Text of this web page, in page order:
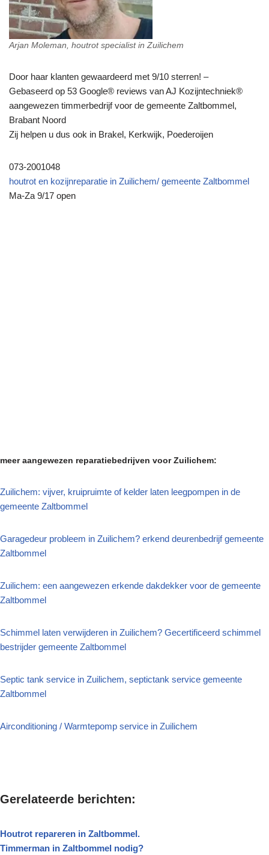
Arjan Moleman, houtrot specialist in Zuilichem
Door haar klanten gewaardeerd met 9/10 sterren! –
Gebaseerd op 53 Google® reviews van AJ Kozijntechniek®
aangewezen timmerbedrijf voor de gemeente Zaltbommel,
Brabant Noord
Zij helpen u dus ook in Brakel, Kerkwijk, Poederoijen
073-2001048
houtrot en kozijnreparatie in Zuilichem/ gemeente Zaltbommel
Ma-Za 9/17 open
meer aangewezen reparatiebedrijven voor Zuilichem:
Zuilichem: vijver, kruipruimte of kelder laten leegpompen in de
gemeente Zaltbommel
Garagedeur probleem in Zuilichem? erkend deurenbedrijf gemeente
Zaltbommel
Zuilichem: een aangewezen erkende dakdekker voor de gemeente
Zaltbommel
Schimmel laten verwijderen in Zuilichem? Gecertificeerd schimmel
bestrijder gemeente Zaltbommel
Septic tank service in Zuilichem, septictank service gemeente
Zaltbommel
Airconditioning / Warmtepomp service in Zuilichem
Gerelateerde berichten:
Houtrot repareren in Zaltbommel.
Timmerman in Zaltbommel nodig?